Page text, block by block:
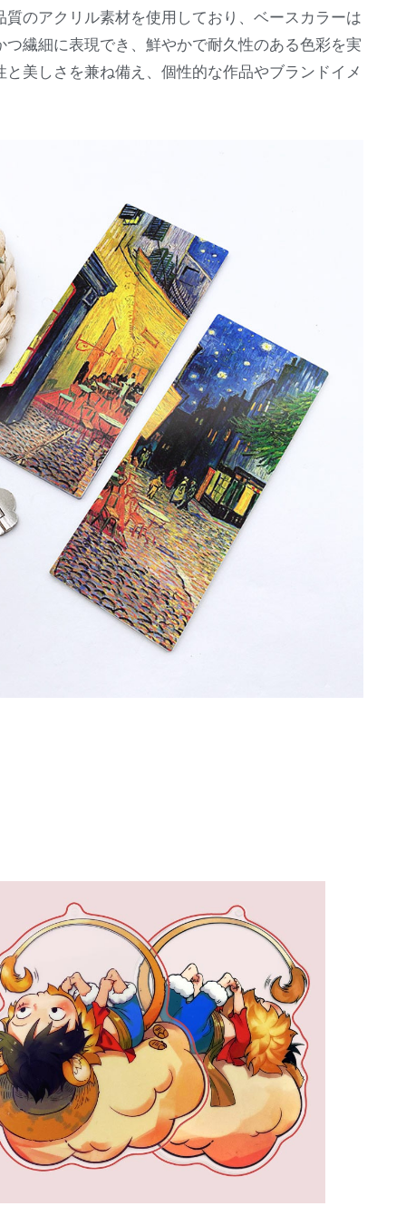
のアクリル素材を使用しており、ベースカラーは
繊細に表現でき、鮮やかで耐久性のある色彩を実
美しさを兼ね備え、個性的な作品やブランドイメ